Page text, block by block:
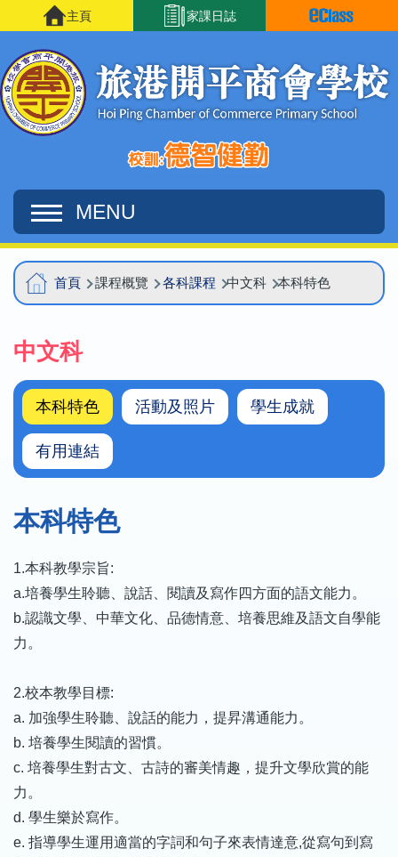
移至主內容 家課日誌
主頁
MENU
Main
navigation
導
航
連
結
首頁 課程概覽 各科課程 中文科 本科特色
中文科
本科特色 活動及照片 學生成就
有用連結
本科特色
1.本科教學宗旨:
a.培養學生聆聽、說話、閱讀及寫作四方面的語文能力。
b.認識文學、中華文化、品德情意、培養思維及語文自學能
力。
2.校本教學目標:
a. 加強學生聆聽、說話的能力，提昇溝通能力。
b. 培養學生閱讀的習慣。
c. 培養學生對古文、古詩的審美情趣，提升文學欣賞的能
力。
d. 學生樂於寫作。
e. 指導學生運用適當的字詞和句子來表情達意,從寫句到寫